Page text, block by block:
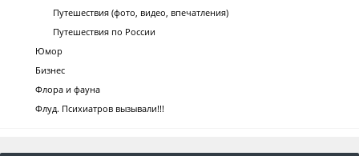
Путешествия (фото, видео, впечатления)
Путешествия по России
Юмор
Бизнес
Флора и фауна
Флуд. Психиатров вызывали!!!